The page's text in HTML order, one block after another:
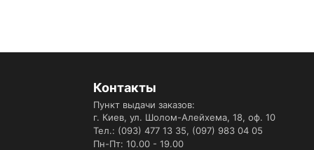
Контакты
Пункт выдачи заказов:
г. Киев, ул. Шолом-Алейхема, 18, оф. 10
Тел.: (093) 477 13 35, (097) 983 04 05
Пн-Пт: 10.00 - 19.00